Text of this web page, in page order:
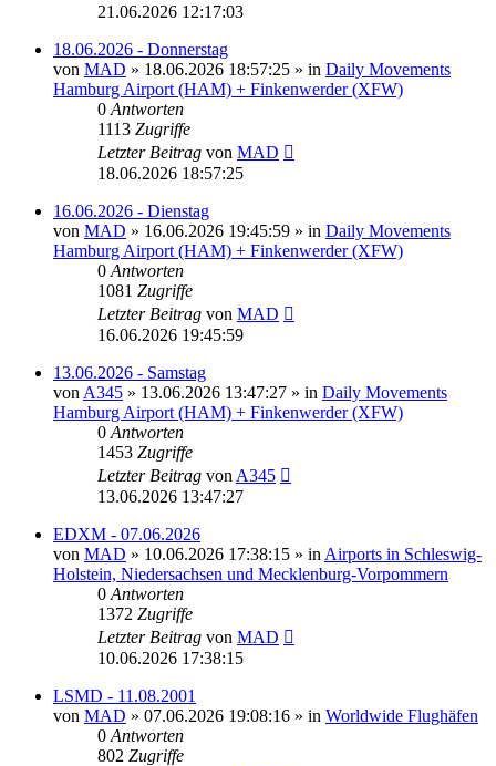
21.06.2026 12:17:03
18.06.2026 - Donnerstag
von MAD » 18.06.2026 18:57:25 » in Daily Movements
Hamburg Airport (HAM) + Finkenwerder (XFW)
0 Antworten
1113 Zugriffe
Letzter Beitrag von MAD
18.06.2026 18:57:25
16.06.2026 - Dienstag
von MAD » 16.06.2026 19:45:59 » in Daily Movements
Hamburg Airport (HAM) + Finkenwerder (XFW)
0 Antworten
1081 Zugriffe
Letzter Beitrag von MAD
16.06.2026 19:45:59
13.06.2026 - Samstag
von A345 » 13.06.2026 13:47:27 » in Daily Movements
Hamburg Airport (HAM) + Finkenwerder (XFW)
0 Antworten
1453 Zugriffe
Letzter Beitrag von A345
13.06.2026 13:47:27
EDXM - 07.06.2026
von MAD » 10.06.2026 17:38:15 » in Airports in Schleswig-
Holstein, Niedersachsen und Mecklenburg-Vorpommern
0 Antworten
1372 Zugriffe
Letzter Beitrag von MAD
10.06.2026 17:38:15
LSMD - 11.08.2001
von MAD » 07.06.2026 19:08:16 » in Worldwide Flughäfen
0 Antworten
802 Zugriffe